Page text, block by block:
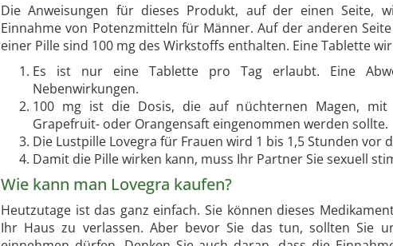
Die Anweisungen für dieses Produkt, auf der einen Seite,
Einnahme von Potenzmitteln für Männer. Auf der anderen
einer Pille sind 100 mg des Wirkstoffs enthalten. Eine Tablette
Es ist nur eine Tablette pro Tag erlaubt. Eine
Nebenwirkungen.
100 mg ist die Dosis, die auf nüchternen Magen, mit
Grapefruit- oder Orangensaft eingenommen werden sollte.
Die Lustpille Lovegra für Frauen wird 1 bis 1,5 Stunden vor
Damit die Pille wirken kann, muss Ihr Partner Sie sexuell
Wie kann man Lovegra kaufen?
Heutzutage ist das ganz einfach. Sie können dieses
Ihr Haus zu verlassen. Aber bevor Sie das tun, sollten Sie